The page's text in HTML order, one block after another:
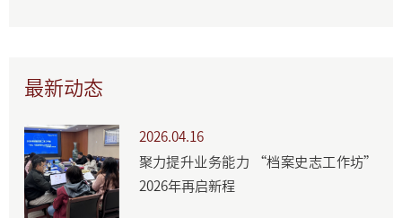
最新动态
2026.04.16
聚力提升业务能力 “档案史志工作坊”
2026年再启新程